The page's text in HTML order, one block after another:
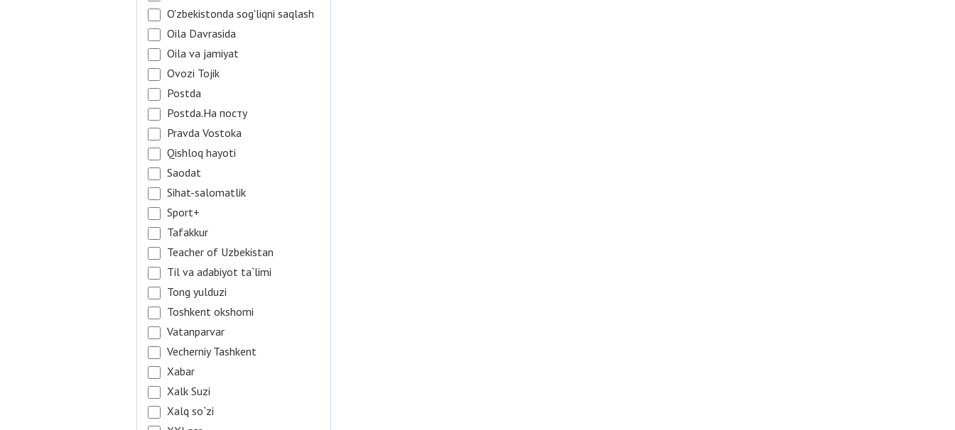
O'zbekistonda sog'liqni saqlash
Oila Davrasida
Oila va jamiyat
Ovozi Tojik
Postda
Postda.На посту
Pravda Vostoka
Qishloq hayoti
Saodat
Sihat-salomatlik
Sport+
Tafakkur
Teacher of Uzbekistan
Til va adabiyot ta`limi
Tong yulduzi
Toshkent okshomi
Vatanparvar
Vecherniy Tashkent
Xabar
Xalk Suzi
Xalq so`zi